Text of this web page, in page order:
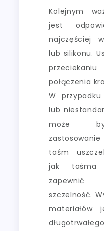
Kolejnym
jest
najczęściej
lub silikonu.
połączenia
W
lub
może
taśm
jak taśma
szczelność.
materiałów